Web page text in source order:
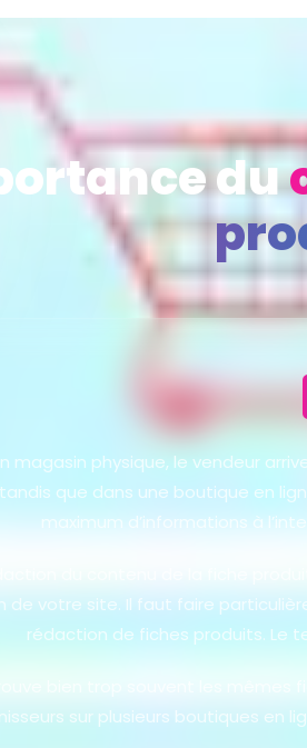
du
magasin physique, le vendeur
tandis que dans une boutique en
maximum d’informations à
de votre site. Il faut faire
rédaction de fiches produits. Le
sur plusieurs boutiques en